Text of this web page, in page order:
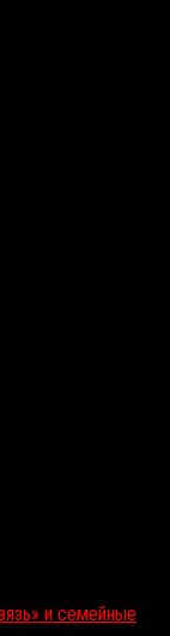
и семейные